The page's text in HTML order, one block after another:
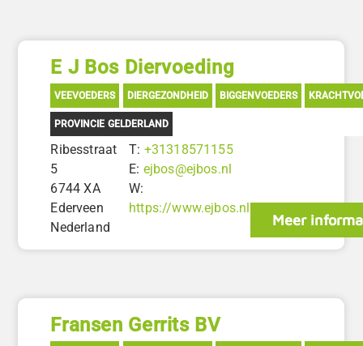
E J Bos Diervoeding
VEEVOEDERS DIERGEZONDHEID BIGGENVOEDERS
PROVINCIE GELDERLAND
Ribesstraat
5
6744 XA
Ederveen
Nederland
T: +31318571155
E: ejbos@ejbos.nl
W:
https://www.ejbos.nl
Meer
Fransen Gerrits BV